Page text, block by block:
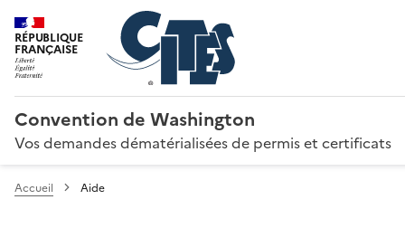
RÉPUBLIQUE
FRANÇAISE
Convention de Washington
Vos demandes dématérialisées de permis et certificats
Accueil Aide